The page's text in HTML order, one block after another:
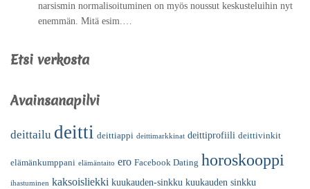
narsismin normalisoituminen on myös noussut keskusteluihin nyt
enemmän. Mitä esim.…
Etsi verkosta
Avainsanapilvi
deittailu deitti deittiappi deittimarkkinat deittiprofiili deittivinkit
elämänkumppani elämäntaito ero Facebook Dating horoskooppi
ihastuminen kaksoisliekki kuukauden-sinkku kuukauden sinkku